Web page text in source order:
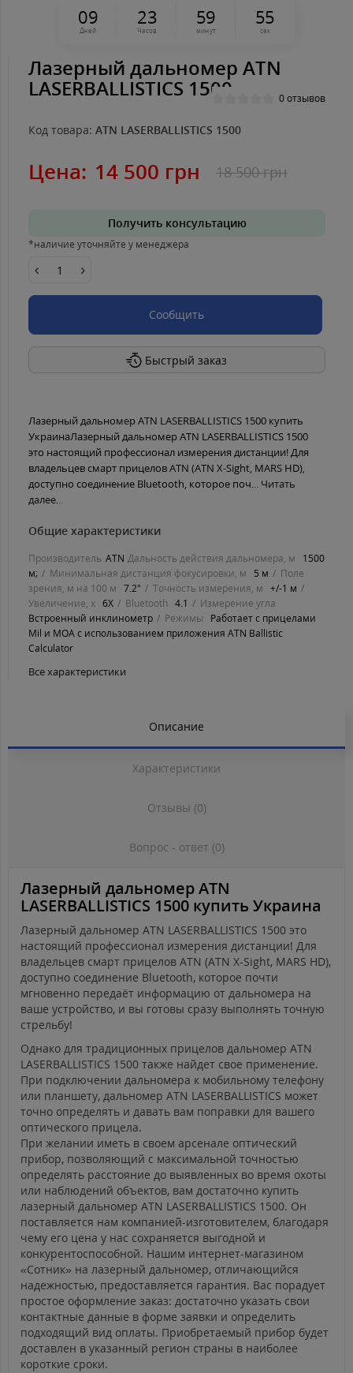
09
Дней
23
Часов
59
минут
55
сек
Лазерный дальномер ATN
LASERBALLISTICS 1500 0 отзывов
Код товара: ATN LASERBALLISTICS 1500
Цена: 14 500 грн 18 500 грн
Получить консультацию
*наличие уточняйте у менеджера
Сообщить
Быстрый заказ
Лазерный дальномер ATN LASERBALLISTICS 1500 купить
УкраинаЛазерный дальномер ATN LASERBALLISTICS 1500
это настоящий профессионал измерения дистанции! Для
владельцев смарт прицелов ATN (ATN X-Sight, MARS HD),
доступно соединение Bluetooth, которое поч... Читать
далее...
Общие характеристики
Производитель ATN Дальность действия дальномера, м
1500
м;
Минимальная дистанция фокусировки, м 5 м
Поле
зрения, м на 100 м 7.2° Точность измерения, м +/-1 м
Увеличение, х 6Х Bluetooth 4.1
Измерение угла
Встроенный инклинометр
Режимы
Работает с прицелами
Mil и MOA с использованием приложения ATN Ballistic
Calculator
Все характеристики
Описание
Характеристики
Отзывы (0)
Вопрос - ответ (0)
Лазерный дальномер ATN
LASERBALLISTICS 1500 купить Украина
Лазерный дальномер ATN LASERBALLISTICS 1500 это
настоящий профессионал измерения дистанции! Для
владельцев смарт прицелов ATN (ATN X-Sight, MARS HD),
доступно соединение Bluetooth, которое почти
мгновенно передаёт информацию от дальномера на
ваше устройство, и вы готовы сразу выполнять точную
стрельбу!
Однако для традиционных прицелов дальномер ATN
LASERBALLISTICS 1500 также найдет свое применение.
При подключении дальномера к мобильному телефону
или планшету, дальномер ATN LASERBALLISTICS может
точно определять и давать вам поправки для вашего
оптического прицела.
При желании иметь в своем арсенале оптический
прибор, позволяющий с максимальной точностью
определять расстояние до выявленных во время охоты
или наблюдений объектов, вам достаточно купить
лазерный дальномер ATN LASERBALLISTICS 1500. Он
поставляется нам компанией-изготовителем, благодаря
чему его цена у нас сохраняется выгодной и
конкурентоспособной. Нашим интернет-магазином
«Сотник» на лазерный дальномер, отличающийся
надежностью, предоставляется гарантия. Вас порадует
простое оформление заказ: достаточно указать свои
контактные данные в форме заявки и определить
подходящий вид оплаты. Приобретаемый прибор будет
доставлен в указанный регион страны в наиболее
короткие сроки.